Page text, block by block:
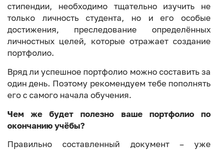
стипендии, необходимо тщательно изучить не
только личность студента, но и его особые
достижения, преследование определённых
личностных целей, которые отражает создание
портфолио.
Вряд ли успешное портфолио можно составить за
один день. Поэтому рекомендуем тебе пополнять
его с самого начала обучения.
Чем же будет полезно ваше портфолио по
окончанию учёбы?
Правильно составленный документ – уже